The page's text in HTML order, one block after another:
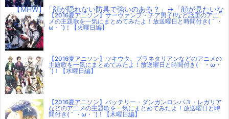
【MHW】「顔が隠れない防具で強いのある？」→「顔が見たいな
ら・・・」
【2016夏アニソン】サーヴァンプ・チア男子!!など話題のアニ
メの主題歌を一気にまとめてみたよ！放送曜日と時間付き(｀・
ω・´)！【火曜日編】
【2016夏アニソン】ツキウタ。プラネタリアンなどのアニメの
主題歌を一気にまとめてみたよ！放送曜日と時間付き(｀・ω・
´)！【水曜日編】
【2016夏アニソン】バッテリー・ダンガンロンパ３・レガリア
などのアニメの主題歌を一気にまとめてみたよ！放送曜日と時
間付き(｀・ω・´)！【木曜日編】